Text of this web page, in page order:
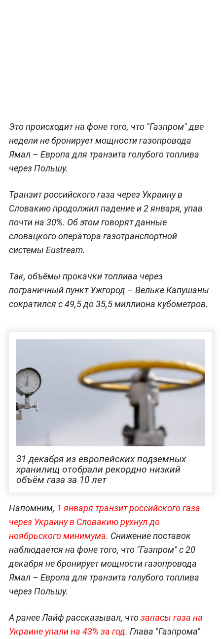
Это происходит на фоне того, что "Газпром" две
недели не бронирует мощности газопровода
Ямал – Европа для транзита голубого топлива
через Польшу.
Транзит российского газа через Украину в
Словакию продолжил падение и 2 января, упав
почти на 30%. Об этом говорят данные
словацкого оператора газотранспортной
системы Eustream.
Так, объёмы прокачки топлива через
пограничный пункт Ужгород – Вельке Капушаны
сократился с 49,5 до 35,5 миллиона кубометров.
31 декабря из европейских подземных
хранилищ отобрали рекордно низкий
объём газа за 10 лет
Напомним, 1 января транзит российского газа
через Украину в Словакию рухнул до
ноябрьского минимума. Снижение поставок
наблюдается на фоне того, что "Газпром" с 20
декабря не бронирует мощности газопровода
Ямал – Европа для транзита голубого топлива
через Польшу.
А ранее Лайф рассказывал, чтозапасы газа на
Украине упали на 43% за год. Глава "Газпрома"